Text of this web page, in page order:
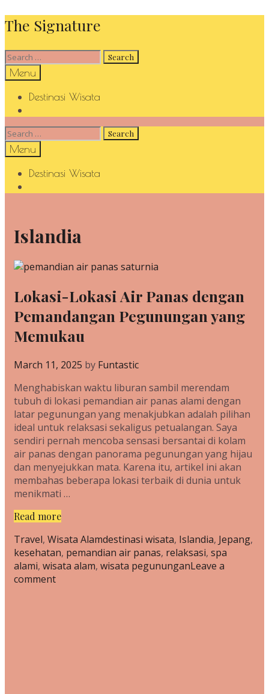
Skip
to
content
The Signature
Search
for:
Search
Menu
Destinasi Wisata
Search
for:
Search
Menu
Destinasi Wisata
Islandia
Lokasi-Lokasi Air Panas dengan
Pemandangan Pegunungan yang
Memukau
March 11, 2025 by Funtastic
Menghabiskan waktu liburan sambil merendam
tubuh di lokasi pemandian air panas alami dengan
latar pegunungan yang menakjubkan adalah pilihan
ideal untuk relaksasi sekaligus petualangan. Saya
sendiri pernah mencoba sensasi bersantai di kolam
air panas dengan panorama pegunungan yang hijau
dan menyejukkan mata. Karena itu, artikel ini akan
membahas beberapa lokasi terbaik di dunia untuk
menikmati …
Read moreLokasi-
Air
Panas
dengan
Categories
Travel, Wisata AlamTags
destinasi wisata, Islandia, Jepang,
kesehatan, pemandian air panas, relaksasi, spa
alami, wisata alam, wisata pegununganLeave a
comment